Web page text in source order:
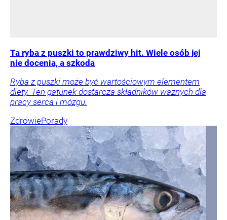
Ta ryba z puszki to prawdziwy hit. Wiele osób jej
nie docenia, a szkoda
Ryba z puszki może być wartościowym elementem
diety. Ten gatunek dostarcza składników ważnych dla
pracy serca i mózgu.
ZdrowiePorady